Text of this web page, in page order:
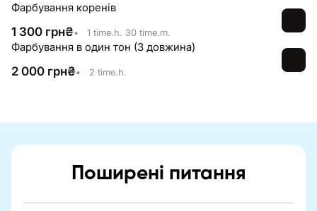
Фарбування коренів
1 300 грн₴• 1 time.h. 30 time.m.
Фарбування в один тон (3 довжина)
2 000 грн₴• 2 time.h.
Поширені питання